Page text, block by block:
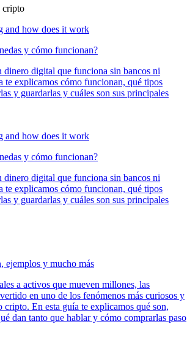
cripto
y cómo funcionan?
dinero digital que funciona sin bancos ni
te explicamos cómo funcionan, qué tipos
y guardarlas y cuáles son sus principales
y cómo funcionan?
dinero digital que funciona sin bancos ni
te explicamos cómo funcionan, qué tipos
y guardarlas y cuáles son sus principales
ejemplos y mucho más
a activos que mueven millones, las
en uno de los fenómenos más curiosos y
cripto. En esta guía te explicamos qué son,
dan tanto que hablar y cómo comprarlas paso